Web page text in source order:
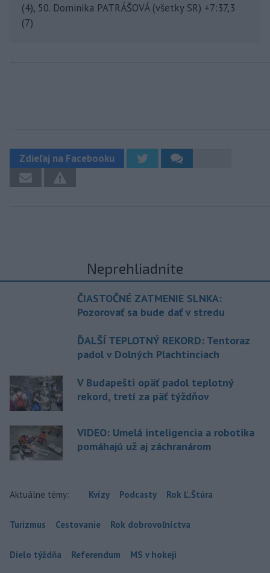
(4), 50. Dominika PATRÁŠOVÁ (všetky SR) +7:37,3
(7)
Zdieľaj na Facebooku
Neprehliadnite
ČIASTOČNÉ ZATMENIE SLNKA:
Pozorovať sa bude dať v stredu
ĎALŠÍ TEPLOTNÝ REKORD: Tentoraz
padol v Dolných Plachtinciach
V Budapešti opäť padol teplotný
rekord, tretí za päť týždňov
VIDEO: Umelá inteligencia a robotika
pomáhajú už aj záchranárom
Aktuálne témy: Kvízy Podcasty Rok Ľ.Štúra
Turizmus Cestovanie Rok dobrovoľníctva
Dielo týždňa Referendum MS v hokeji